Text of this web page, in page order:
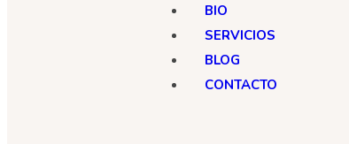
BIO
SERVICIOS
BLOG
CONTACTO